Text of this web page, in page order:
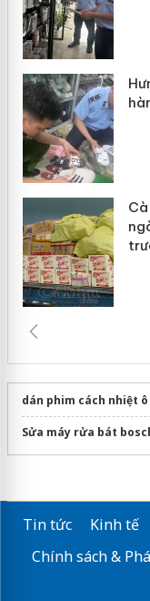
dán phim cách nhiệt
Sửa máy rửa bát
Tin tức Kinh tế
Chính sách &